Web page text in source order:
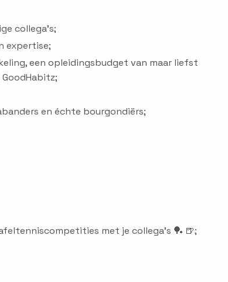
collega's;
expertise;
een opleidingsbudget van maar liefst
en échte bourgondiërs;
met je collega’s 🏓 🍺;